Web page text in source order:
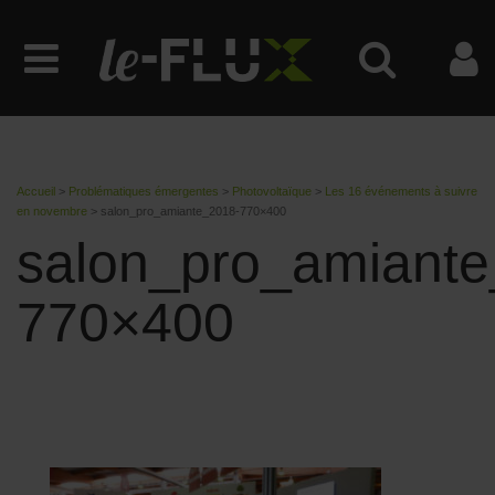
Accueil > Problématiques émergentes > Photovoltaïque > Les 16 événements à suivre
en novembre > salon_pro_amiante_2018-770×400
770×400